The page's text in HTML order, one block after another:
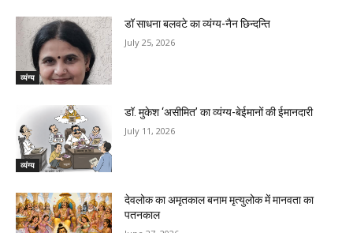
व्यंग्य
डॉ साधना बलवटे का व्यंग्य-नैन छिन्दन्ति
July 25, 2026
व्यंग्य
डॉ. मुकेश ‘असीमित’ का व्यंग्य-बेईमानों की ईमानदारी
July 11, 2026
देवलोक का अमृतकाल बनाम मृत्युलोक में मानवता का
पतनकाल